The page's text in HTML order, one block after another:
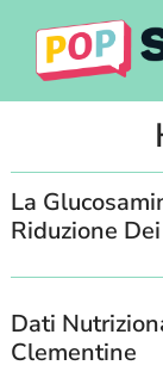
content
La
Riduzione
Dati
Clementine